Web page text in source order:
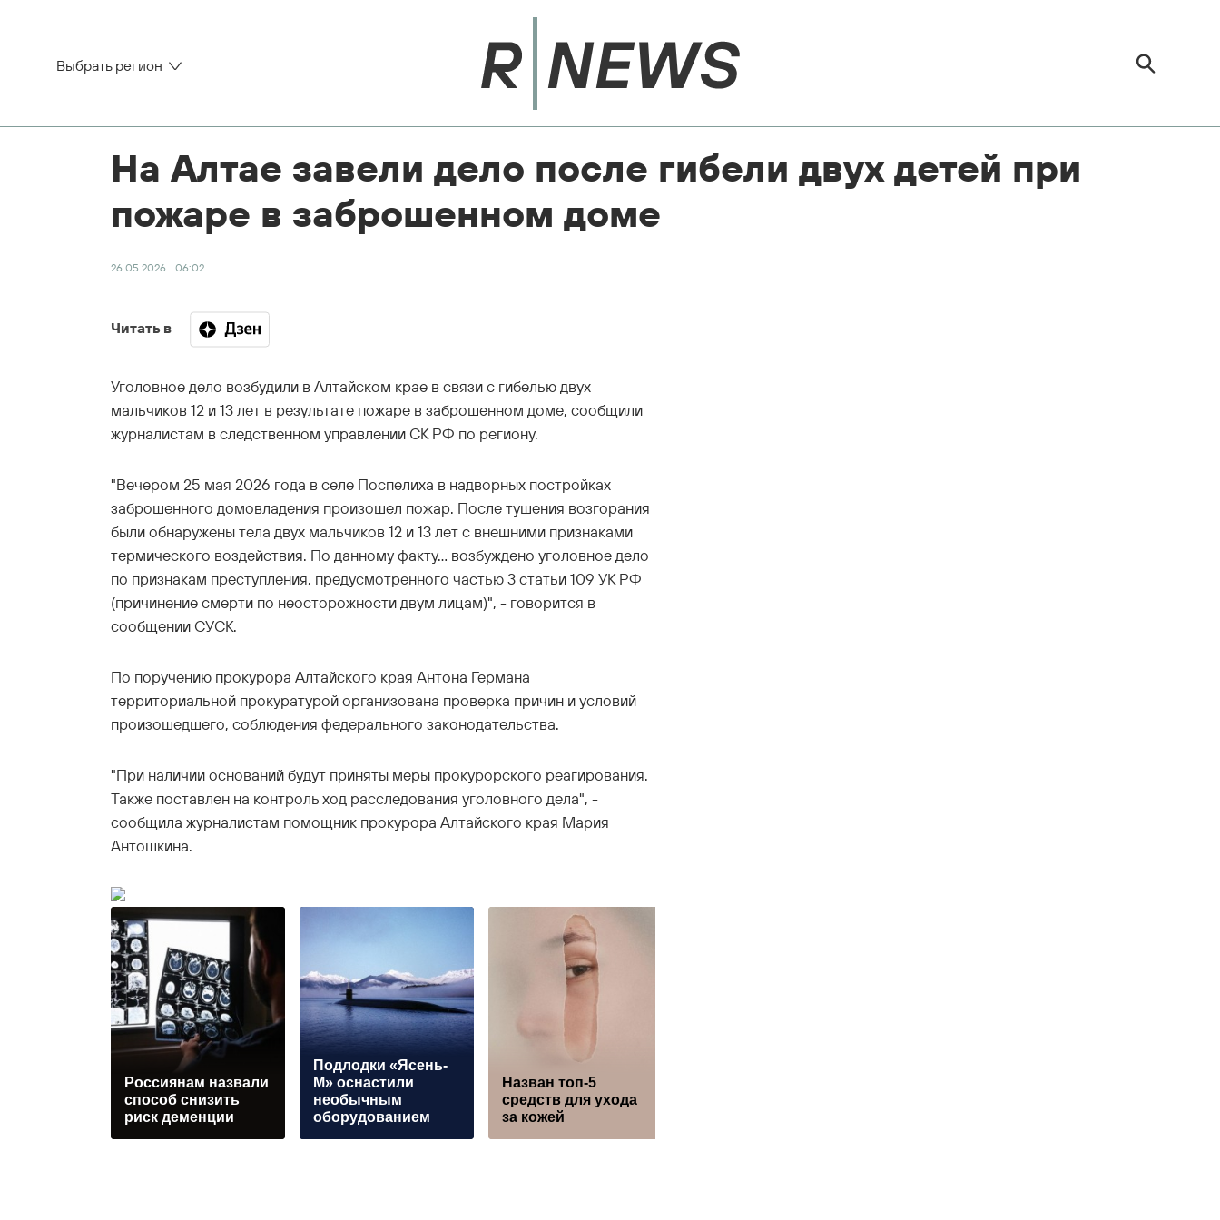
Выбрать регион
На Алтае завели дело после гибели двух детей при
пожаре в заброшенном доме
26.05.2026 06:02
Читать в
Уголовное дело возбудили в Алтайском крае в связи с гибелью двух
мальчиков 12 и 13 лет в результате пожаре в заброшенном доме, сообщили
журналистам в следственном управлении СК РФ по региону.
"Вечером 25 мая 2026 года в селе Поспелиха в надворных постройках
заброшенного домовладения произошел пожар. После тушения возгорания
были обнаружены тела двух мальчиков 12 и 13 лет с внешними признаками
термического воздействия. По данному факту… возбуждено уголовное дело
по признакам преступления, предусмотренного частью 3 статьи 109 УК РФ
(причинение смерти по неосторожности двум лицам)", - говорится в
сообщении СУСК.
По поручению прокурора Алтайского края Антона Германа
территориальной прокуратурой организована проверка причин и условий
произошедшего, соблюдения федерального законодательства.
"При наличии оснований будут приняты меры прокурорского реагирования.
Также поставлен на контроль ход расследования уголовного дела", -
сообщила журналистам помощник прокурора Алтайского края Мария
Антошкина.
Россиянам назвали
способ снизить
риск деменции
Подлодки «Ясень-
М» оснастили
необычным
оборудованием
Назван топ-5
средств для ухода
за кожей